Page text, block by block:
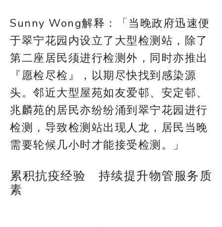
Sunny Wong解释：「当晚政府迅速便
于翠宁花园内设立了大型检测站，除了
第二座居民须进行检测外，同时亦推出
『愿检尽检』，以期尽快找到感染源
头。邻近大型屋苑如友爱邨、安定邨、
兆麟苑的居民亦纷纷涌到翠宁花园进行
检测，导致检测站出现人龙，居民当晚
需要轮候几小时才能接受检测。」
累积抗疫经验 持续提升物管服务质
素